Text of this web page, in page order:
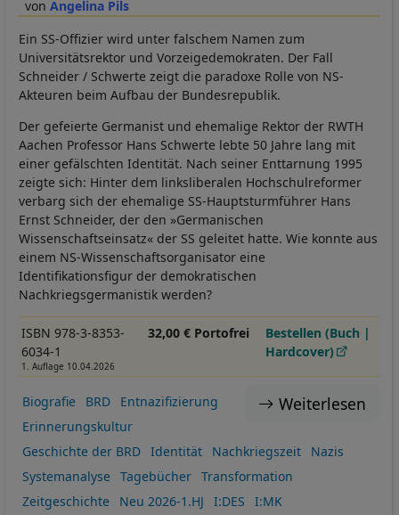
Angelina Pils
Ein SS-Offizier wird unter falschem Namen zum
Universitätsrektor und Vorzeigedemokraten. Der Fall
Schneider / Schwerte zeigt die paradoxe Rolle von NS-
Akteuren beim Aufbau der Bundesrepublik.
Der gefeierte Germanist und ehemalige Rektor der RWTH
Aachen Professor Hans Schwerte lebte 50 Jahre lang mit
einer gefälschten Identität. Nach seiner Enttarnung 1995
zeigte sich: Hinter dem linksliberalen Hochschulreformer
verbarg sich der ehemalige SS-Hauptsturmführer Hans
Ernst Schneider, der den »Germanischen
Wissenschaftseinsatz« der SS geleitet hatte. Wie konnte aus
einem NS-Wissenschaftsorganisator eine
Identifikationsfigur der demokratischen
Nachkriegsgermanistik werden?
ISBN 978-3-8353-
6034-1
1. Auflage 10.04.2026
32,00 € Portofrei
Bestellen (Buch |
Hardcover)
Weiterlesen
Biografie BRD
Entnazifizierung
Erinnerungskultur
Geschichte der BRD
Identität Nachkriegszeit
Nazis
Systemanalyse
Tagebücher
Transformation
Zeitgeschichte
Neu 2026-1.HJ I:DES I:MK